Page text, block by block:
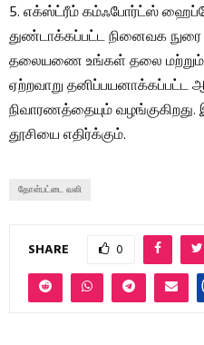
5. எக்ஸ்ட்ரீம் கம்ஃபோர்ட்ஸ்
துண்டாக்கப்பட்ட நினைவக
தலையணை உங்கள் தலை மற்றும்
ஏற்றவாறு தனிப்பயனாக்கப்பட்ட
நிவாரணத்தையும்
தூசியை எதிர்க்கும்.
தோள்பட்டை வலி
SHARE 0